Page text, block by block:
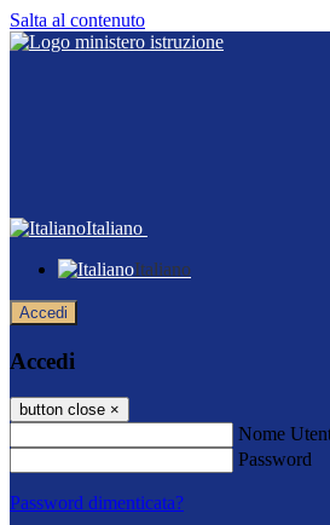
Salta al contenuto
Italiano
Italiano
Accedi
Accedi
button close ×
Nome
Password
Password dimenticata?